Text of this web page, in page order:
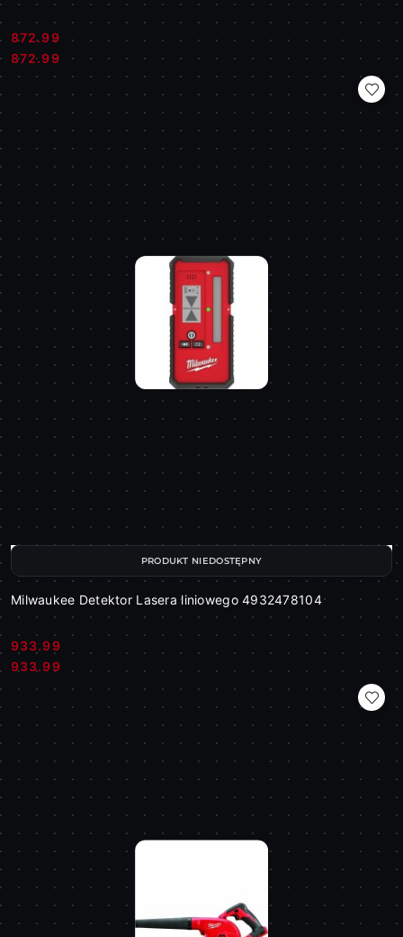
Cena:
872.99
Cena:
872.99
Milwaukee Detektor Lasera liniowego 4932478104
Cena:
933.99
Cena:
933.99
PRODUKT NIEDOSTĘPNY